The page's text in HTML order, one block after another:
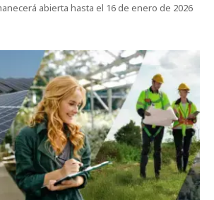
abierta hasta el 16 de enero de 2026